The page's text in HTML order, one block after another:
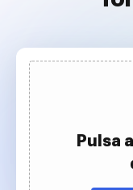
Pulsa